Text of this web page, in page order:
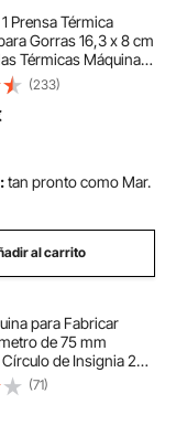
Prensa Térmica
Gorras 16,3 x 8 cm
Térmicas Máquina
Anti-Adhesiva
para
Automática para
(233)
tan pronto como Mar.
al carrito
para Fabricar
de 75 mm
de Insignia 28
de Acero y Aleación de
para Hacer Pines
Manual 100
(71)